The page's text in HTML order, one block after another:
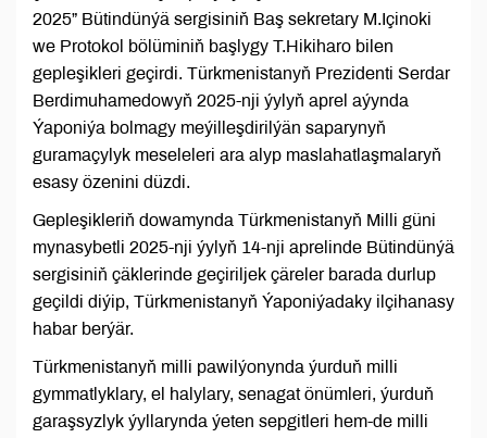
2025” Bütindünýä sergisiniň Baş sekretary M.Içinoki
we Protokol bölüminiň başlygy T.Hikiharo bilen
gepleşikleri geçirdi. Türkmenistanyň Prezidenti Serdar
Berdimuhamedowyň 2025-nji ýylyň aprel aýynda
Ýaponiýa bolmagy meýilleşdirilýän saparynyň
guramaçylyk meseleleri ara alyp maslahatlaşmalaryň
esasy özenini düzdi.
Gepleşikleriň dowamynda Türkmenistanyň Milli güni
mynasybetli 2025-nji ýylyň 14-nji aprelinde Bütindünýä
sergisiniň çäklerinde geçiriljek çäreler barada durlup
geçildi diýip, Türkmenistanyň Ýaponiýadaky ilçihanasy
habar berýär.
Türkmenistanyň milli pawilýonynda ýurduň milli
gymmatlyklary, el halylary, senagat önümleri, ýurduň
garaşsyzlyk ýyllarynda ýeten sepgitleri hem-de milli